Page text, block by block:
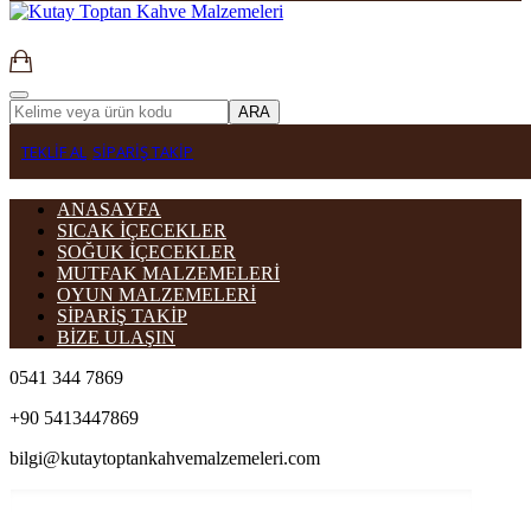
ARA
TEKLİF AL SİPARİŞ TAKİP
ANASAYFA
SICAK İÇECEKLER
SOĞUK İÇECEKLER
MUTFAK MALZEMELERİ
OYUN MALZEMELERİ
SİPARİŞ TAKİP
BİZE ULAŞIN
0541 344 7869
+90 5413447869
bilgi@kutaytoptankahvemalzemeleri.com